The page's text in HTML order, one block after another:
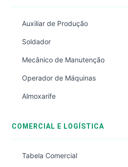
Auxiliar de Produção
Soldador
Mecânico de Manutenção
Operador de Máquinas
Almoxarife
COMERCIAL E LOGÍSTICA
Tabela Comercial